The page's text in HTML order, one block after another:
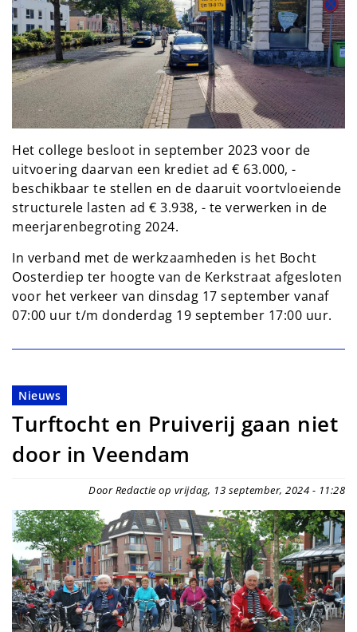
Het college besloot in september 2023 voor de
uitvoering daarvan een krediet ad € 63.000, -
beschikbaar te stellen en de daaruit voortvloeiende
structurele lasten ad € 3.938, - te verwerken in de
meerjarenbegroting 2024.
In verband met de werkzaamheden is het Bocht
Oosterdiep ter hoogte van de Kerkstraat afgesloten
voor het verkeer van dinsdag 17 september vanaf
07:00 uur t/m donderdag 19 september 17:00 uur.
Nieuws
Turftocht en Pruiverij gaan niet
door in Veendam
Door Redactie op vrijdag, 13 september, 2024 - 11:28